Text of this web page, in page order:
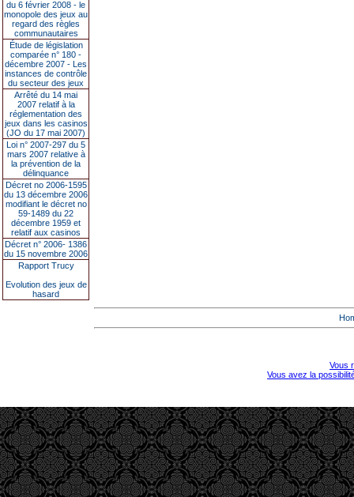
du 6 février 2008 - le
monopole des jeux au
regard des règles
communautaires
Étude de législation
comparée n° 180 -
décembre 2007 - Les
instances de contrôle
du secteur des jeux
Arrêté du 14 mai
2007 relatif à la
réglementation des
jeux dans les casinos
(JO du 17 mai 2007)
Loi n° 2007-297 du 5
mars 2007 relative à
la prévention de la
délinquance
Décret no 2006-1595
du 13 décembre 2006
modifiant le décret no
59-1489 du 22
décembre 1959 et
relatif aux casinos
Décret n° 2006- 1386
du 15 novembre 2006
Rapport Trucy
Evolution des jeux de
hasard
Vous
Vous avez la